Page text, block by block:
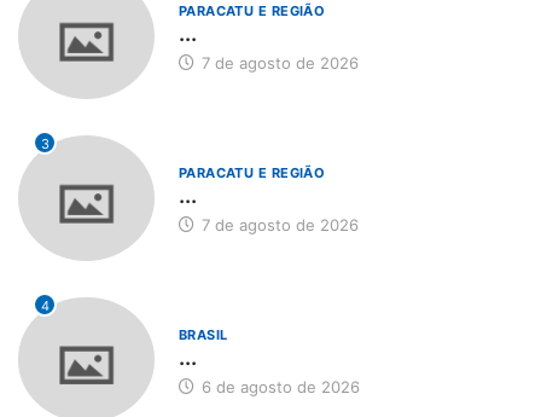
PARACATU E REGIÃO
...
7 de agosto de 2026
3
PARACATU E REGIÃO
...
7 de agosto de 2026
4
BRASIL
...
6 de agosto de 2026